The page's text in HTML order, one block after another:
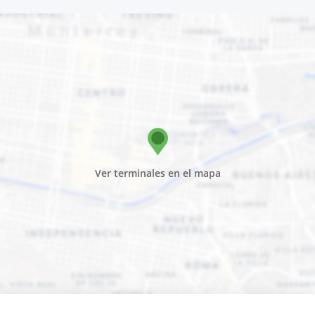
Ver terminales en el mapa